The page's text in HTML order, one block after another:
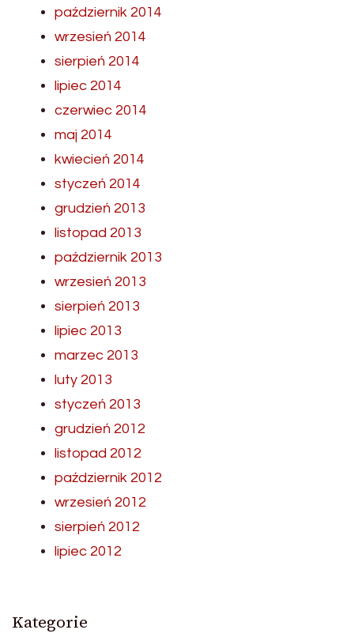
październik 2014
wrzesień 2014
sierpień 2014
lipiec 2014
czerwiec 2014
maj 2014
kwiecień 2014
styczeń 2014
grudzień 2013
listopad 2013
październik 2013
wrzesień 2013
sierpień 2013
lipiec 2013
marzec 2013
luty 2013
styczeń 2013
grudzień 2012
listopad 2012
październik 2012
wrzesień 2012
sierpień 2012
lipiec 2012
Kategorie